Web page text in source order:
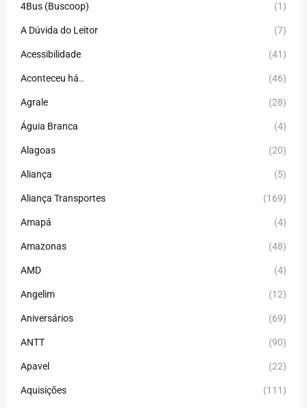
4Bus (Buscoop) (1)
A Dúvida do Leitor (7)
Acessibilidade (41)
Aconteceu há.. (46)
Agrale (28)
Águia Branca (4)
Alagoas (20)
Aliança (5)
Aliança Transportes (169)
Amapá (4)
Amazonas (48)
AMD (4)
Angelim (12)
Aniversários (69)
ANTT (90)
Apavel (22)
Aquisições (111)